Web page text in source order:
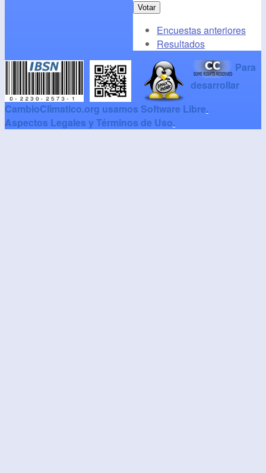
Encuestas anteriores
Resultados
Para
desarrollar
CambioClimatico.org usamos Software Libre.
Aspectos Legales y Términos de Uso.